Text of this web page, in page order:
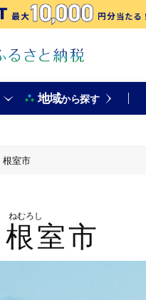
地域から探す
根室市
根室市
ねむろし